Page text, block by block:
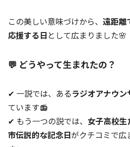
この美しい意味づけから、 遠距離
応援する日 として広まりました🌸
💬 どうやって生まれたの？
✔ 一説では、あるラジオアナウ
ています📻
✔ もう一つの説では、 女子高校
市伝説的な記念日がクチコミで広